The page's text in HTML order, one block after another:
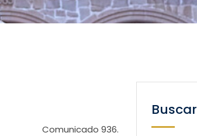
Comunicado 936.
Buscar